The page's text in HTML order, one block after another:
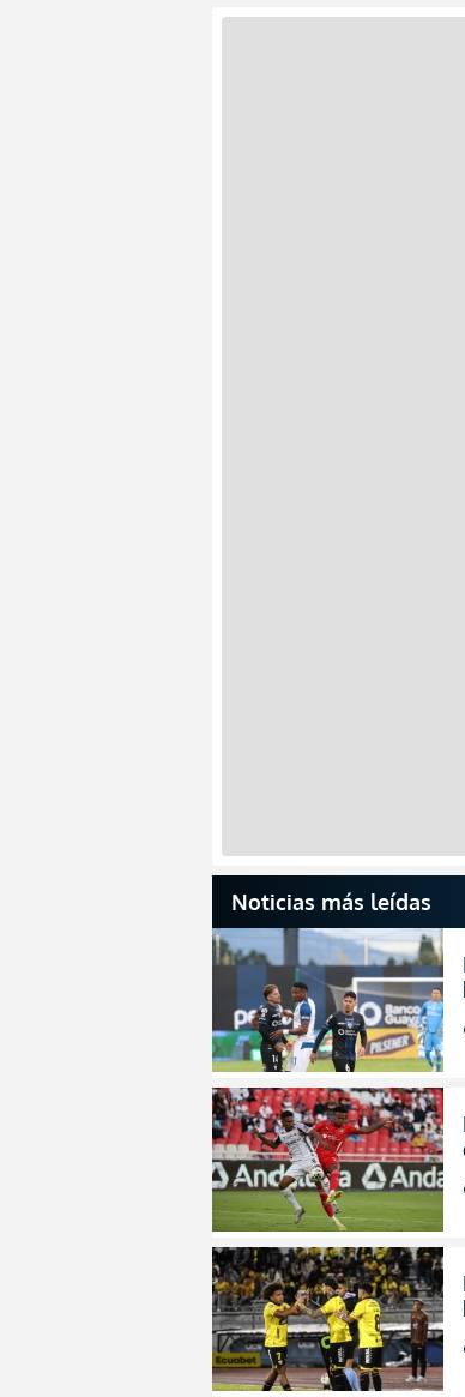
Noticias más leídas